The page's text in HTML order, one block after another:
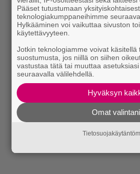
Pääset tutustumaan
teknologiakumppaneihimme
Hylkääminen voi vaikuttaa sivuston
käytettävyyteen.
Jotkin teknologiamme voivat käsitellä
suostumusta, jos niillä on siihen
vastustaa tätä tai muuttaa
seuraavalla välilehdellä.
Hyväksyn
Omat valintani